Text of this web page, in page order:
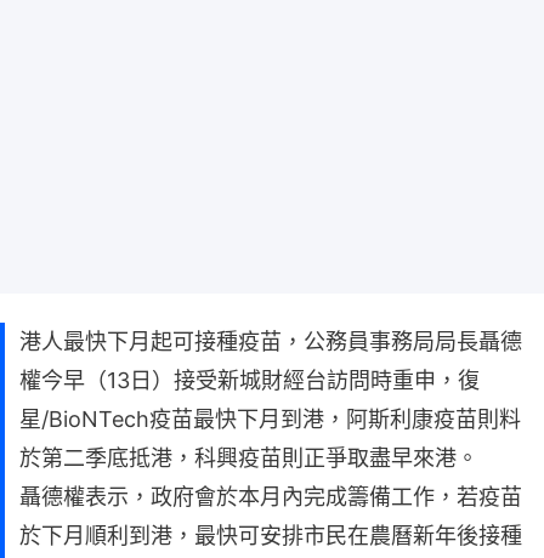
港人最快下月起可接種疫苗，公務員事務局局長聶德
權今早（13日）接受新城財經台訪問時重申，復
星/BioNTech疫苗最快下月到港，阿斯利康疫苗則料
於第二季底抵港，科興疫苗則正爭取盡早來港。
聶德權表示，政府會於本月內完成籌備工作，若疫苗
於下月順利到港，最快可安排市民在農曆新年後接種